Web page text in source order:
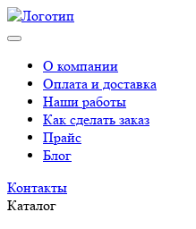
О компании
Оплата и доставка
Наши работы
Как сделать заказ
Прайс
Блог
Контакты
Каталог